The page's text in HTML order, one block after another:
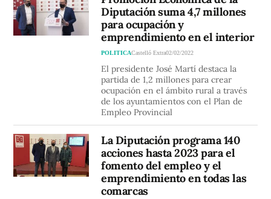
Diputación suma 4,7 millones
para ocupación y
emprendimiento en el interior
POLITICACastelló Extra02/02/2022
El presidente José Martí destaca la
partida de 1,2 millones para crear
ocupación en el ámbito rural a través
de los ayuntamientos con el Plan de
Empleo Provincial
La Diputación programa 140
acciones hasta 2023 para el
fomento del empleo y el
emprendimiento en todas las
comarcas